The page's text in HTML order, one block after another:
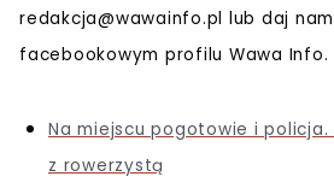
redakcja@wawainfo.pl lub daj
facebookowym profilu Wawa Info.
Na miejscu pogotowie i policja.
z rowerzystą